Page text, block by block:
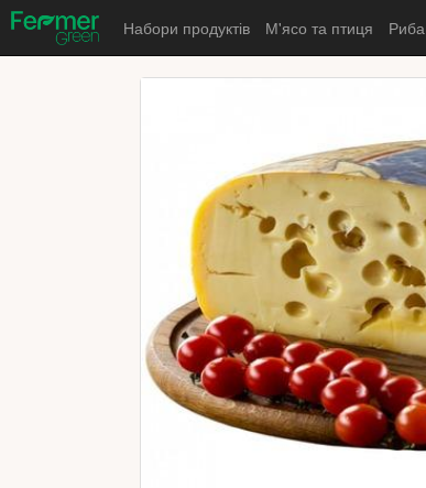
Набори продуктів М'ясо та птиця Риба